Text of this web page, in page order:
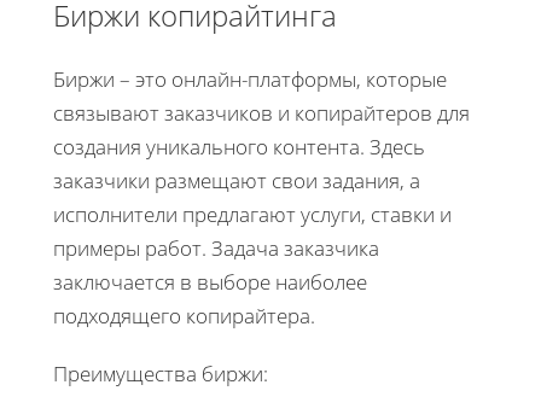
Биржи копирайтинга
Биржи – это онлайн-платформы, которые
связывают заказчиков и копирайтеров для
создания уникального контента. Здесь
заказчики размещают свои задания, а
исполнители предлагают услуги, ставки и
примеры работ. Задача заказчика
заключается в выборе наиболее
подходящего копирайтера.
Преимущества биржи: